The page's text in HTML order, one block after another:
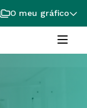
O meu gráfico